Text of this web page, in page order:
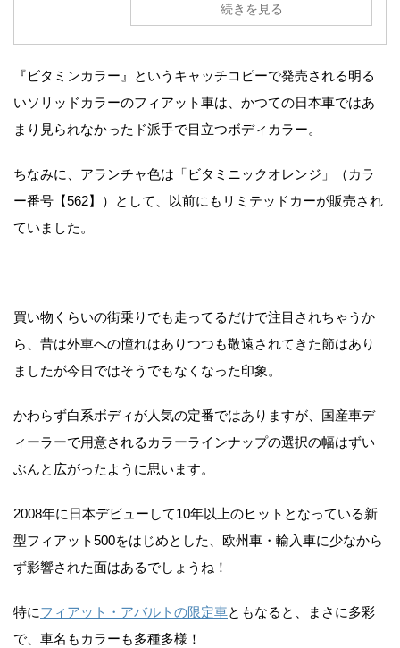
続きを見る
『ビタミンカラー』というキャッチコピーで発売される明る
いソリッドカラーのフィアット車は、かつての日本車ではあ
まり見られなかったド派手で目立つボディカラー。
ちなみに、アランチャ色は「ビタミニックオレンジ」（カラ
ー番号【562】）として、以前にもリミテッドカーが販売され
ていました。
買い物くらいの街乗りでも走ってるだけで注目されちゃうか
ら、昔は外車への憧れはありつつも敬遠されてきた節はあり
ましたが今日ではそうでもなくなった印象。
かわらず白系ボディが人気の定番ではありますが、国産車デ
ィーラーで用意されるカラーラインナップの選択の幅はずい
ぶんと広がったように思います。
2008年に日本デビューして10年以上のヒットとなっている新
型フィアット500をはじめとした、欧州車・輸入車に少なから
ず影響された面はあるでしょうね！
特にフィアット・アバルトの限定車ともなると、まさに多彩
で、車名もカラーも多種多様！